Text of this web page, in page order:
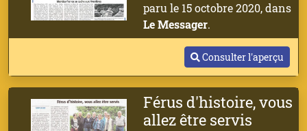
paru le 15 octobre 2020, dans
Le Messager.
Consulter l'aperçu
Férus d'histoire, vous
allez être servis